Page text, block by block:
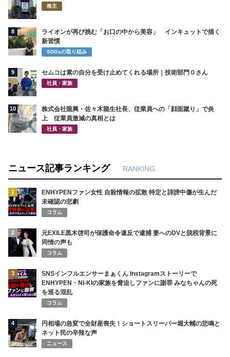
株主
8
ライオンが再び挑む「お口の中から美容」 インキュットで描く
新習慣
SDGsの取り組み
9 セムコは素の自分を受け止めてくれる場所｜技術部門０さん
社員・家族
10
株式会社龍興・佐々木龍生社長、従業員への「顔面蹴り」で炎
上 従業員激減の真相とは
社員・家族
ニュース記事ランキング RANKING
1
ENHYPENファン女性 自殺情報の拡散 特定と誹謗中傷が生んだ
未確認の悲劇
コラム
2
元EXILE黒木啓司が保護命令違反で逮捕 妻へのDVと脱税背景に
同情の声も
コラム
3
SNSインフルエンサーまぁくん Instagramストーリーで
ENHYPEN・NI-KIの家族を脅迫しファンに謝罪 みなちゃんの死
を巡る混乱
コラム
4
円相場の急変で全財産喪失！ショートスリーパー堀大輔の悲鳴と
ネット民の辛辣な声
ニュース